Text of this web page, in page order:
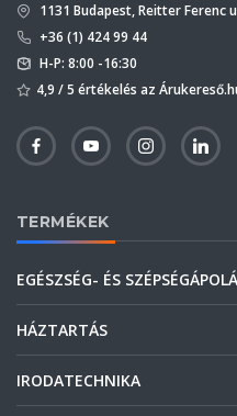
1131 Budapest, Reitter Ferenc
+36 (1) 424 99 44
H-P: 8:00 -16:30
4,9 / 5 értékelés az
TERMÉKEK
EGÉSZSÉG- ÉS
HÁZTARTÁS
IRODATECHNIKA